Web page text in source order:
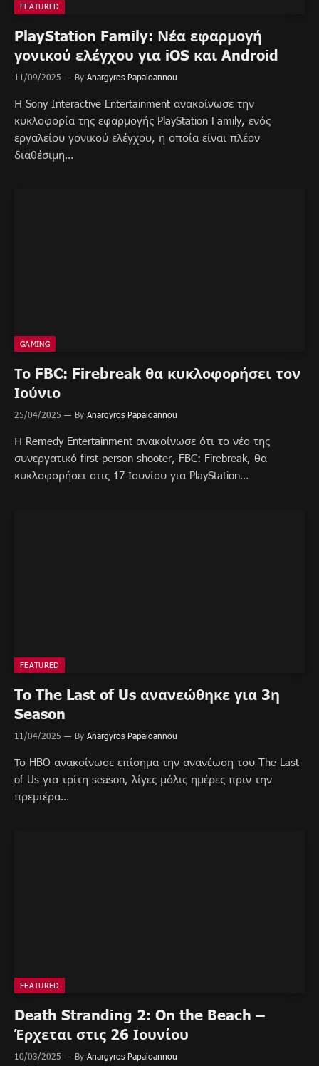
FEATURED
PlayStation Family: Νέα εφαρμογή
γονικού ελέγχου για iOS και Android
11/09/2025 By Anargyros Papaioannou
Η Sony Interactive Entertainment ανακοίνωσε την
κυκλοφορία της εφαρμογής PlayStation Family, ενός
εργαλείου γονικού ελέγχου, η οποία είναι πλέον
διαθέσιμη…
GAMING
Το FBC: Firebreak θα κυκλοφορήσει τον
Ιούνιο
25/04/2025 By Anargyros Papaioannou
Η Remedy Entertainment ανακοίνωσε ότι το νέο της
συνεργατικό first-person shooter, FBC: Firebreak, θα
κυκλοφορήσει στις 17 Ιουνίου για PlayStation…
FEATURED
To The Last of Us ανανεώθηκε για 3η
Season
11/04/2025 By Anargyros Papaioannou
Το HBO ανακοίνωσε επίσημα την ανανέωση του The Last
of Us για τρίτη season, λίγες μόλις ημέρες πριν την
πρεμιέρα…
FEATURED
Death Stranding 2: On the Beach –
Έρχεται στις 26 Ιουνίου
10/03/2025 By Anargyros Papaioannou